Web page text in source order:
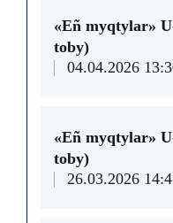
«Eñ myqtylar»
toby)
04.04.2026
«Eñ myqtylar»
toby)
26.03.2026